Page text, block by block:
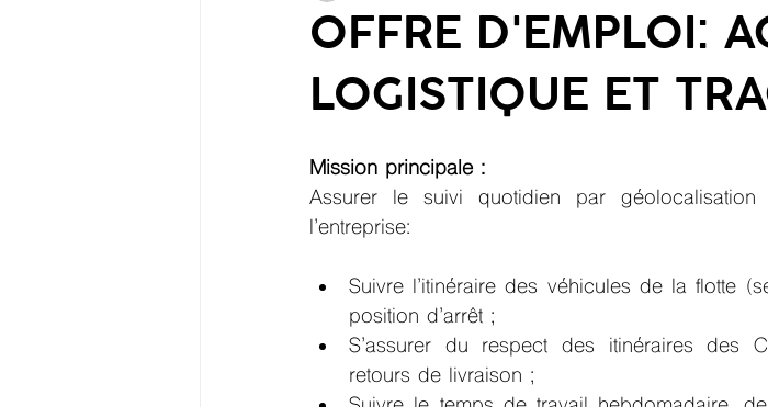
OFFRE D'EMPLOI:
LOGISTIQUE ET
Mission principale :
Assurer le suivi quotidien par
l’entreprise:
Suivre l’itinéraire des véhicules de la flotte
position d’arrêt ;
S’assurer du respect des itinéraires des
retours de livraison ;